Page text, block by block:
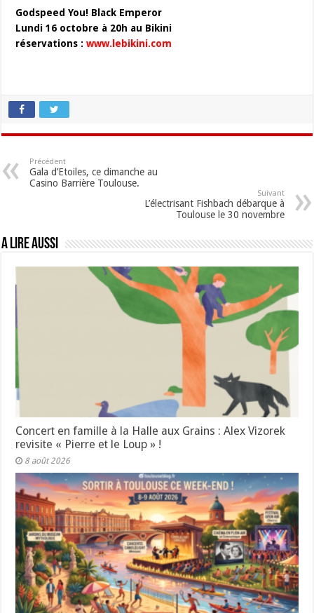
Godspeed You! Black Emperor
Lundi 16 octobre à 20h au Bikini
réservations :www.lebikini.com
Précédent
Gala d’Etoiles, ce dimanche au
Casino Barrière Toulouse.
Suivant
L’électrisant Fishbach débarque à
Toulouse le 30 novembre
A lire aussi
Concert en famille à la Halle aux Grains : Alex Vizorek
revisite « Pierre et le Loup » !
8 août 2026